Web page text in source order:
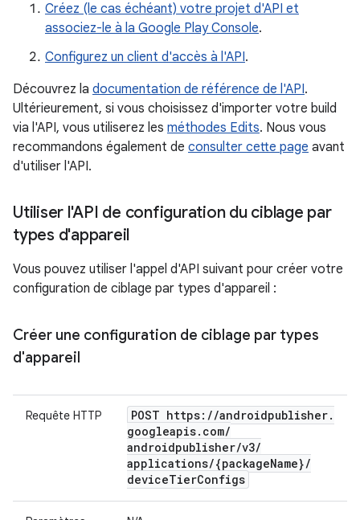
Créez (le cas échéant) votre projet d'API et
associez-le à la Google Play Console.
Configurez un client d'accès à l'API.
Découvrez la documentation de référence de l'API.
Ultérieurement, si vous choisissez d'importer votre build
via l'API, vous utiliserez les méthodes Edits. Nous vous
recommandons également de consulter cette page avant
d'utiliser l'API.
Utiliser l'API de configuration du ciblage par
types d'appareil
Vous pouvez utiliser l'appel d'API suivant pour créer votre
configuration de ciblage par types d'appareil :
Créer une configuration de ciblage par types
d'appareil
Requête HTTP POST https: //androidpublisher.
googleapis. com/
androidpublisher/v3/
applications/{packageName}/
deviceTierConfigs